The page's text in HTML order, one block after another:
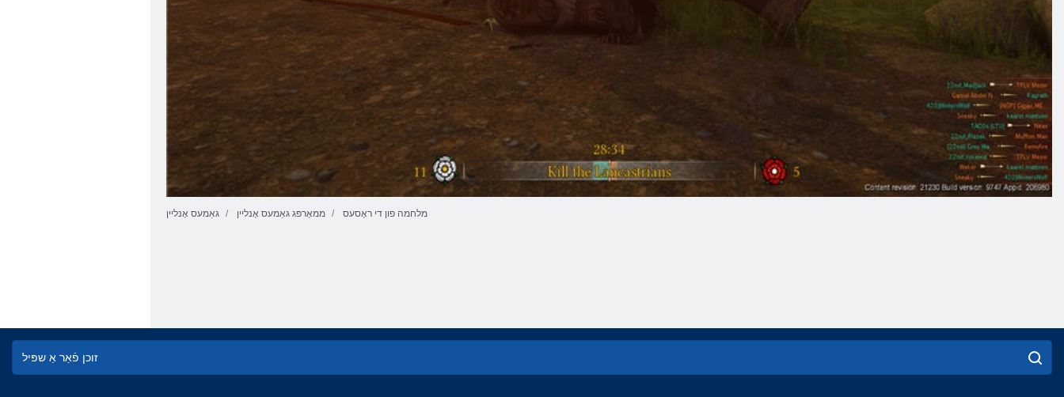
גאַמעס אָנליין ממאָרפּג גאַמעס אָנליין מלחמה פון די ראָסעס